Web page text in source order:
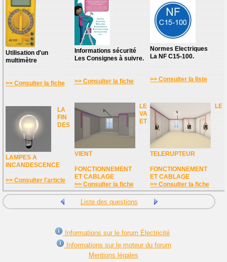
Utilisation d'un
multimètre
>> Consulter la fiche
Informations sécurité
Les Consignes à suivre.
>> Consulter la fiche
Normes Electriques
La NF C15-100.
>> Consulter la liste
LA
FIN
DES
LAMPES A
INCANDESCENCE
>> Consulter l'article
LE
VA
ET
VIENT
FONCTIONNEMENT
ET CABLAGE
>> Consulter la fiche
LE
TELERUPTEUR
FONCTIONNEMENT
ET CABLAGE
>> Consulter la fiche
Liste des questions
Informations sur le forum Électricité
Informations sur le moteur du forum
Mentions légales